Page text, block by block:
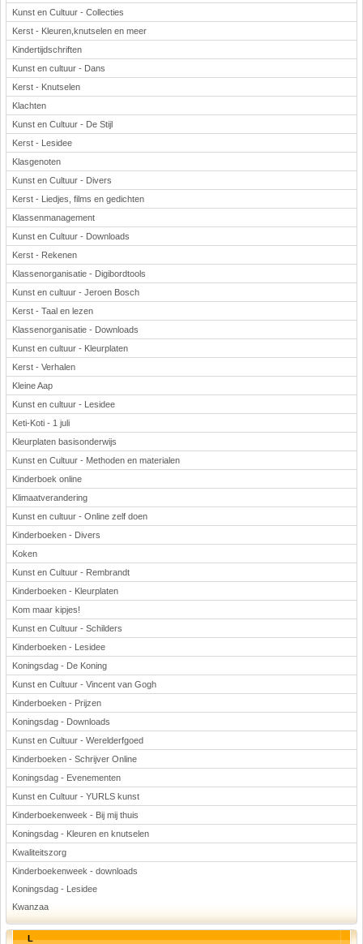
Kunst en Cultuur - Collecties
Kerst - Kleuren,knutselen en meer
Kindertijdschriften
Kunst en cultuur - Dans
Kerst - Knutselen
Klachten
Kunst en Cultuur - De Stijl
Kerst - Lesidee
Klasgenoten
Kunst en Cultuur - Divers
Kerst - Liedjes, films en gedichten
Klassenmanagement
Kunst en Cultuur - Downloads
Kerst - Rekenen
Klassenorganisatie - Digibordtools
Kunst en cultuur - Jeroen Bosch
Kerst - Taal en lezen
Klassenorganisatie - Downloads
Kunst en cultuur - Kleurplaten
Kerst - Verhalen
Kleine Aap
Kunst en cultuur - Lesidee
Keti-Koti - 1 juli
Kleurplaten basisonderwijs
Kunst en Cultuur - Methoden en materialen
Kinderboek online
Klimaatverandering
Kunst en cultuur - Online zelf doen
Kinderboeken - Divers
Koken
Kunst en Cultuur - Rembrandt
Kinderboeken - Kleurplaten
Kom maar kipjes!
Kunst en Cultuur - Schilders
Kinderboeken - Lesidee
Koningsdag - De Koning
Kunst en Cultuur - Vincent van Gogh
Kinderboeken - Prijzen
Koningsdag - Downloads
Kunst en Cultuur - Werelderfgoed
Kinderboeken - Schrijver Online
Koningsdag - Evenementen
Kunst en Cultuur - YURLS kunst
Kinderboekenweek - Bij mij thuis
Koningsdag - Kleuren en knutselen
Kwaliteitszorg
Kinderboekenweek - downloads
Koningsdag - Lesidee
Kwanzaa
L